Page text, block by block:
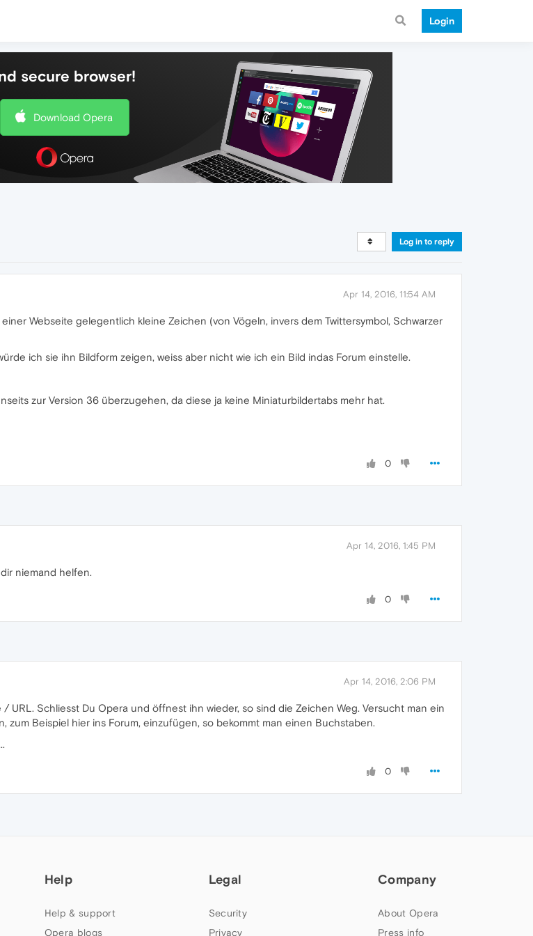
Login
secure browser!
Download Opera
Log in to reply
Apr 14, 2016, 11:54 AM
Webseite gelegentlich kleine Zeichen (von Vögeln, invers dem Twittersymbol, Schwarzer
ich sie ihn Bildform zeigen, weiss aber nicht wie ich ein Bild indas Forum einstelle.
zur Version 36 überzugehen, da diese ja keine Miniaturbildertabs mehr hat.
0
Apr 14, 2016, 1:45 PM
niemand helfen.
0
Apr 14, 2016, 2:06 PM
Schliesst Du Opera und öffnest ihn wieder, so sind die Zeichen Weg. Versucht man ein
zum Beispiel hier ins Forum, einzufügen, so bekommt man einen Buchstaben.
0
Help
Help & support
Opera blogs
Legal
Security
Privacy
Company
About Opera
Press info